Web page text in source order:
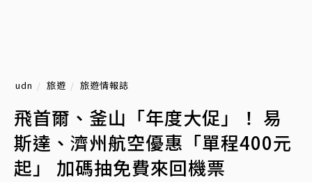
udn 旅遊 旅遊情報誌
飛首爾、釜山「年度大促」！ 易
斯達、濟州航空優惠「單程400元
起」 加碼抽免費來回機票